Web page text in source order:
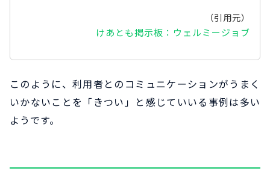
（引用元）
けあとも掲示板：ウェルミージョブ
このように、利用者とのコミュニケーションがうまく
いかないことを「きつい」と感じていいる事例は多い
ようです。